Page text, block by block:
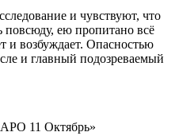
и чувствуют, что
повсюду, ею пропитано всё
и возбуждает. Опасностью
и главный подозреваемый
11 Октябрь»